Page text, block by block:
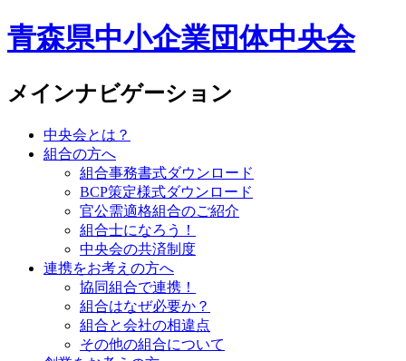
青森県中小企業団体中央会
メインナビゲーション
中央会とは？
組合の方へ
組合事務書式ダウンロード
BCP策定様式ダウンロード
官公需適格組合のご紹介
組合士になろう！
中央会の共済制度
連携をお考えの方へ
協同組合で連携！
組合はなぜ必要か？
組合と会社の相違点
その他の組合について